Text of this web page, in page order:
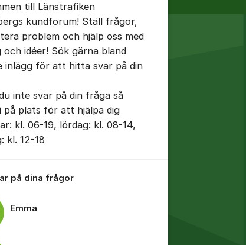
för inlägg/kommentar
till Länstrafiken
kundforum! Ställ frågor,
problem och hjälp oss med
och idéer! Sök gärna bland
inlägg för att hitta svar på din
inte svar på din fråga så
på plats för att hjälpa dig
kl. 06-19, lördag: kl. 08-14,
kl. 12-18
på dina frågor
Emma